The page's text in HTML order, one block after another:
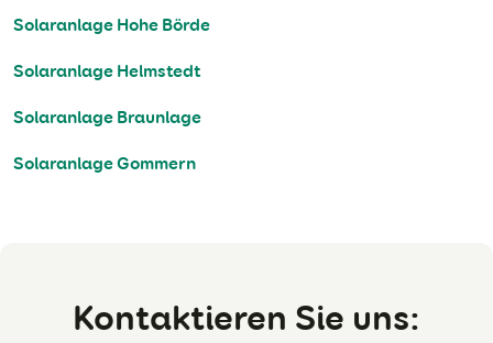
Solaranlage Hohe Börde
Solaranlage Helmstedt
Solaranlage Braunlage
Solaranlage Gommern
Kontaktieren Sie uns: